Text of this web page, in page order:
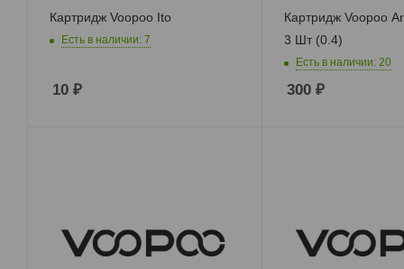
Картридж Voopoo Ito
Есть в наличии: 7
10 ₽
Картридж Voopoo
3 Шт (0.4)
Есть в наличии: 20
300₽